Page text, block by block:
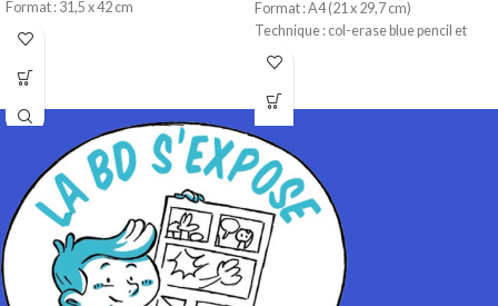
Format : 31,5 x 42 cm
Technique : Encre de chine
Format : A4 (21 x 29,7 cm)
Technique : col-erase blue pencil et
stylo pitt artist